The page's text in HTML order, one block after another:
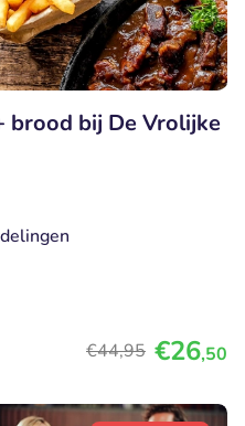
brood bij De Vrolijke
€44,95 €26,50